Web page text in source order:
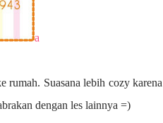
a
rumah. Suasana lebih cozy karena
dengan les lainnya =)